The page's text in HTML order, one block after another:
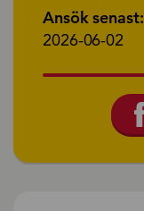
Ansök senast:
2026-06-02